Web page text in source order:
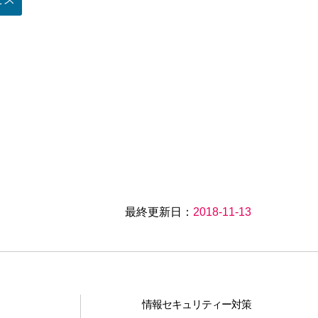
最終更新日： 2018-11-13
情報セキュリティー対策